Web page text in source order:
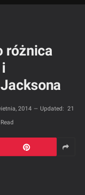
różnica
2014 Updated: 21